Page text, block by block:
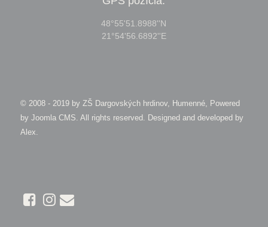
48°55'51.8988''N
21°54'56.6892''E
© 2008 - 2019 by ZŠ Dargovských hrdinov, Humenné, Powered
by Joomla CMS . All rights reserved. Designed and developed by
Alex